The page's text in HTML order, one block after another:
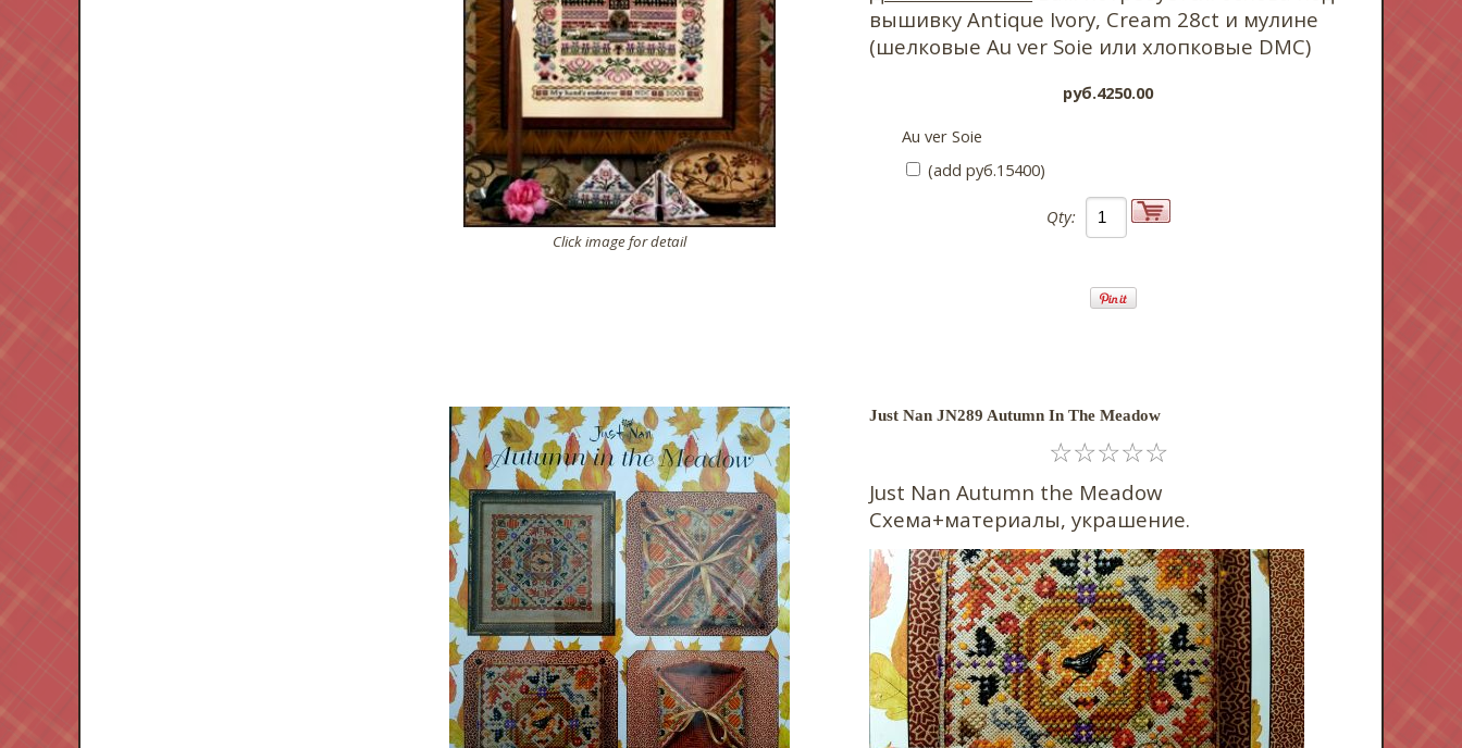
Click image for detail
вышивку Antique Ivory, Cream 28ct и мулине
(шелковые Au ver Soie или хлопковые DMC)
pyб.4250.00
Au ver Soie
(add pyб.15400)
Qty:
Just Nan JN289 Autumn In The Meadow
☆☆☆☆☆
Just NanAutumn the Meadow
Схема+материалы, украшение.